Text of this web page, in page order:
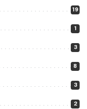
19
1
3
8
3
2